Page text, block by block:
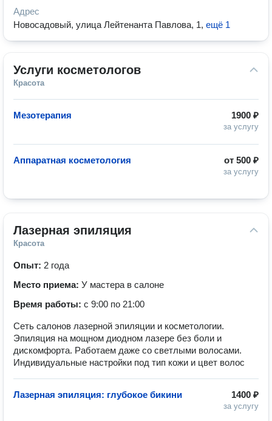
Адрес
Новосадовый, улица Лейтенанта Павлова, 1, ещё 1
Услуги косметологов
Красота
1900 ₽
за услугу
Мезотерапия
от 500 ₽
за услугу
Аппаратная косметология
Лазерная эпиляция
Красота
Опыт: 2 года
Место приема: У мастера в салоне
Время работы: с 9:00 по 21:00
Сеть салонов лазерной эпиляции и косметологии.
Эпиляция на мощном диодном лазере без боли и
дискомфорта. Работаем даже со светлыми волосами.
Индивидуальные настройки под тип кожи и цвет волос
1400 ₽
за услугу
Лазерная эпиляция: глубокое бикини